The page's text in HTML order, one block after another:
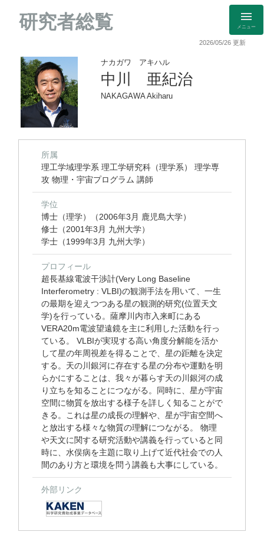
研究者総覧 メニュー
2026/05/26 更新
ナカガワ アキハル
中川 亜紀治
NAKAGAWA Akiharu
所属
理工学域理学系 理工学研究科（理学系） 理学専
攻 物理・宇宙プログラム 講師
学位
博士（理学）（2006年3月 鹿児島大学）
修士（2001年3月 九州大学）
学士（1999年3月 九州大学）
プロフィール
超長基線電波干渉計(Very Long Baseline
Interferometry : VLBI)の観測手法を用いて、一生
の最期を迎えつつある星の観測的研究(位置天文
学)を行っている。薩摩川内市入来町にある
VERA20m電波望遠鏡を主に利用した活動を行っ
ている。 VLBIが実現する高い角度分解能を活か
して星の年周視差を得ることで、星の距離を決定
する。天の川銀河に存在する星の分布や運動を明
らかにすることは、我々が暮らす天の川銀河の成
り立ちを知ることにつながる。同時に、星が宇宙
空間に物質を放出する様子を詳しく知ることがで
きる。これは星の成長の理解や、星が宇宙空間へ
と放出する様々な物質の理解につながる。 物理
や天文に関する研究活動や講義を行っていると同
時に、水俣病を主題に取り上げて近代社会での人
間のあり方と環境を問う講義も大事にしている。
外部リンク